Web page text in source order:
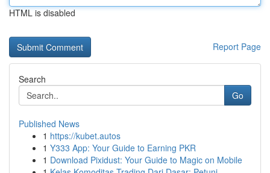
HTML is disabled
Report Page
Search
Go
Published News
1 https://kubet.autos
1 Y333 App: Your Guide to Earning PKR
1 Download Pixidust: Your Guide to Magic on Mobile